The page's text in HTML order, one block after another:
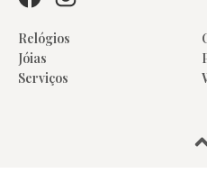
Relógios
Jóias
Serviços